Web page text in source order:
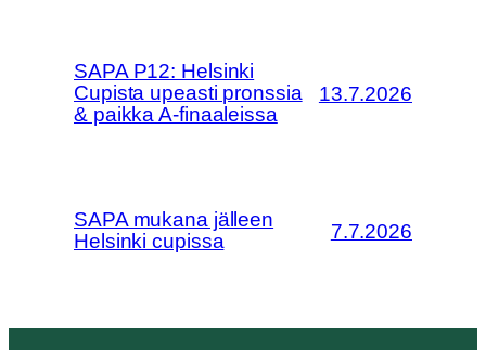
SAPA P12: Helsinki
Cupista upeasti pronssia
& paikka A-finaaleissa
13.7.2026
SAPA mukana jälleen
Helsinki cupissa
7.7.2026